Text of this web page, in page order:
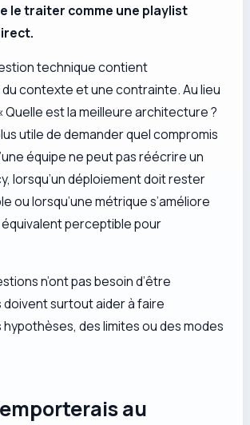
le traiter comme une playlist
technique contient
contexte et une contrainte. Au lieu
Quelle est la meilleure architecture ?
utile de demander quel compromis
équipe ne peut pas réécrire un
lorsqu’un déploiement doit rester
ou lorsqu’une métrique s’améliore
perceptible pour
n’ont pas besoin d’être
doivent surtout aider à faire
des limites ou des modes
au